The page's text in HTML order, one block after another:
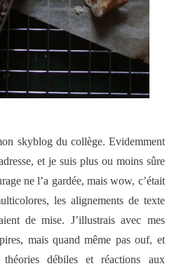
skyblog du collège. Evidemment
et je suis plus ou moins sûre
ne l’a gardée, mais wow, c’était
les alignements de texte
de mise. J’illustrais avec mes
mais quand même pas ouf, et
théories débiles et réactions aux